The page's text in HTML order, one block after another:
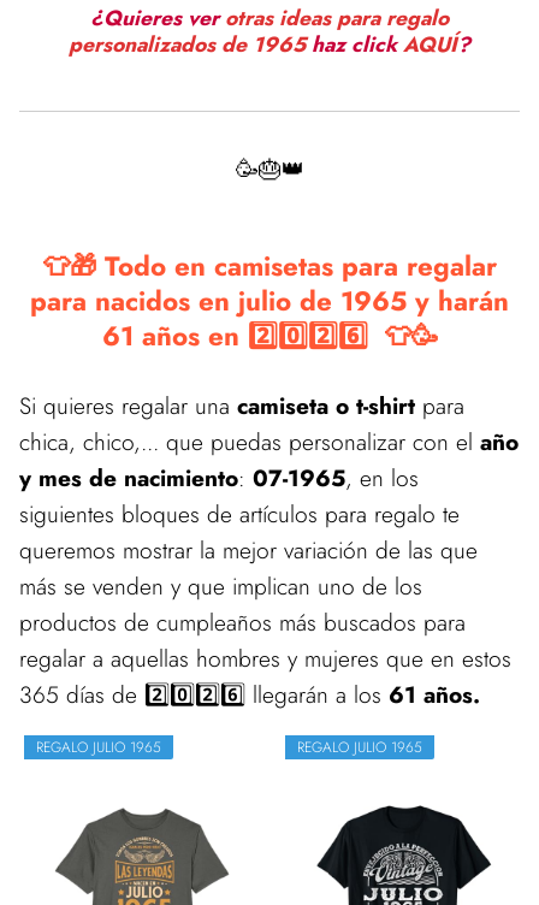
¿Quieres verotras ideas para regalo
personalizados de 1965haz clickAQUÍ?
🥳🎂👑
👕🎁 Todo en camisetas para regalar
para nacidos en julio de 1965 y harán
61 años en 2️⃣0️⃣2️⃣6️⃣ 👕🥳
Si quieres regalar una camiseta o t-shirt para
chica, chico,... que puedas personalizar con el año
y mes de nacimiento: 07-1965, en los
siguientes bloques de artículos para regalo te
queremos mostrar la mejor variación de las que
más se venden y que implican uno de los
productos de cumpleaños más buscados para
regalar a aquellas hombres y mujeres que en estos
365 días de 2️⃣0️⃣2️⃣6️⃣ llegarán a los 61 años.
REGALO JULIO 1965 REGALO JULIO 1965